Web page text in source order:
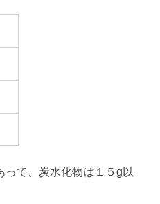
て、炭水化物は１５g以